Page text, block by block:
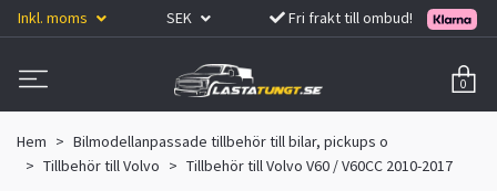
Inkl. moms SEK Fri frakt till ombud!
0
Hem
Bilmodellanpassade tillbehör till bilar, pickups o
Tillbehör till Volvo
Tillbehör till Volvo V60 / V60CC 2010-2017